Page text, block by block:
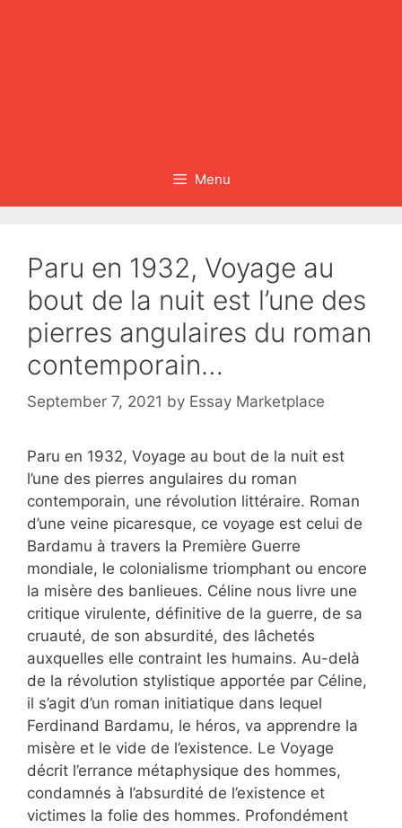
Menu
Paru en 1932, Voyage au
bout de la nuit est l’une des
pierres angulaires du roman
contemporain…
September 7, 2021 by Essay Marketplace
Paru en 1932, Voyage au bout de la nuit est
l’une des pierres angulaires du roman
contemporain, une révolution littéraire. Roman
d’une veine picaresque, ce voyage est celui de
Bardamu à travers la Première Guerre
mondiale, le colonialisme triomphant ou encore
la misère des banlieues. Céline nous livre une
critique virulente, définitive de la guerre, de sa
cruauté, de son absurdité, des lâchetés
auxquelles elle contraint les humains. Au-delà
de la révolution stylistique apportée par Céline,
il s’agit d’un roman initiatique dans lequel
Ferdinand Bardamu, le héros, va apprendre la
misère et le vide de l’existence. Le Voyage
décrit l’errance métaphysique des hommes,
condamnés à l’absurdité de l’existence et
victimes la folie des hommes. Profondément